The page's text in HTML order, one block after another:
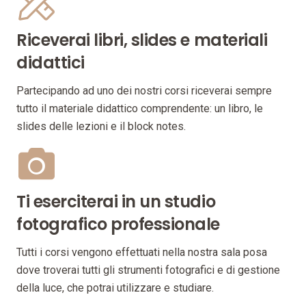
Riceverai libri, slides e materiali
didattici
Partecipando ad uno dei nostri corsi riceverai sempre
tutto il materiale didattico comprendente: un libro, le
slides delle lezioni e il block notes.
Ti eserciterai in un studio
fotografico professionale
Tutti i corsi vengono effettuati nella nostra sala posa
dove troverai tutti gli strumenti fotografici e di gestione
della luce, che potrai utilizzare e studiare.